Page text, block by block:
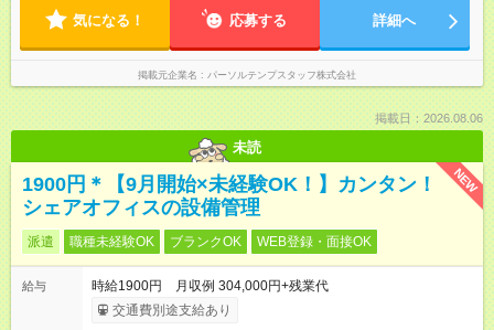
気になる！ 応募する 詳細へ
掲載元企業名 パーソルテンプスタッフ株式会社
掲載日：2026.08.06
未読
NEW
1900円＊【9月開始×未経験OK！】カンタン！
シェアオフィスの設備管理
派遣 職種未経験OK ブランクOK WEB登録・面接OK
給与
時給1900円 月収例 304,000円+残業代
交通費別途支給あり